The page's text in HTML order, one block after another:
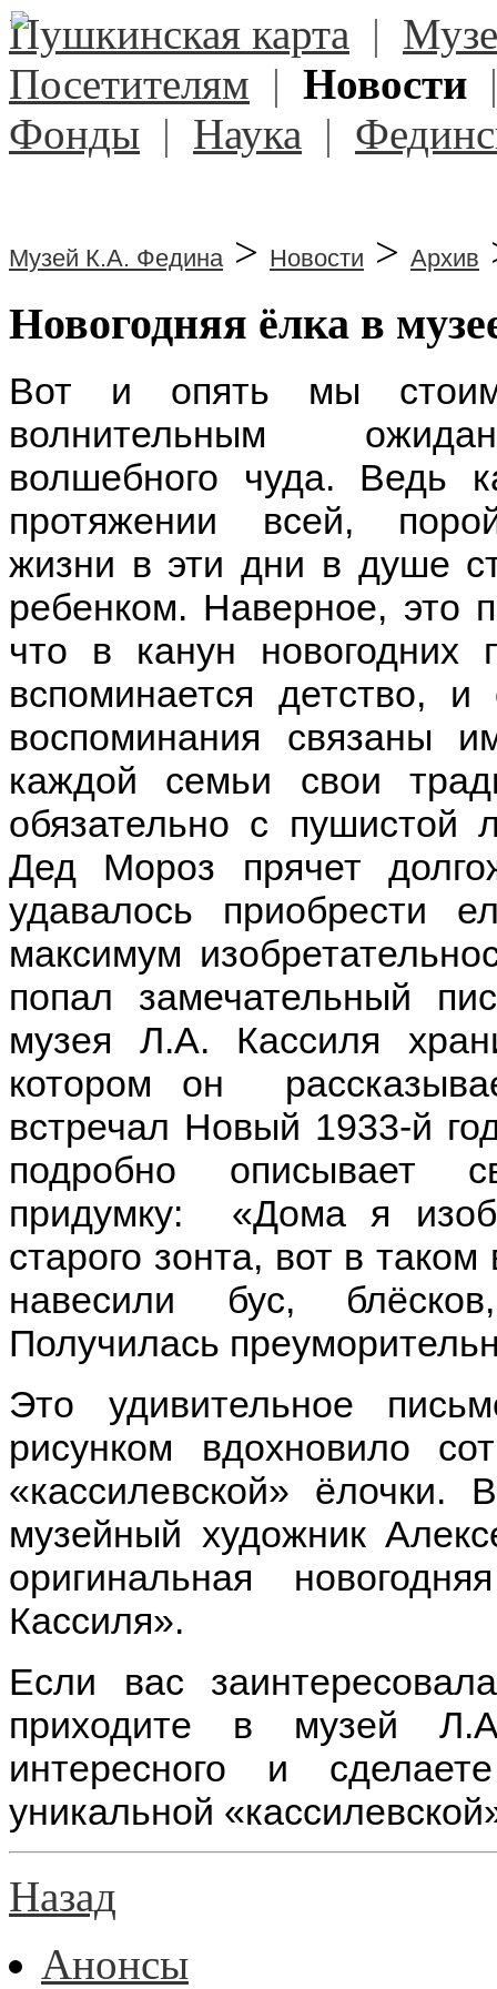
Пушкинская карта |
Посетителям | Новости
Фонды | Наука |
Музей К.А. Федина > Новости > Архив
Новогодняя ёлка в
Вот и опять мы
волнительным
волшебного чуда. Ведь
протяжении всей,
жизни в эти дни в душе
ребенком. Наверное, это
что в канун новогодних
вспоминается детство,
воспоминания связаны
каждой семьи свои
обязательно с пушистой
Дед Мороз прячет
удавалось приобрести
максимум
попал замечательный
музея Л.А. Кассиля
котором он
встречал Новый 1933-й
подробно описывает
придумку: «Дома я
старого зонта, вот в
навесили бус,
Получилась
Это удивительное
рисунком вдохновило
«кассилевской»
музейный художник
оригинальная
Кассиля».
Если вас
приходите в музей
интересного и
уникальной
Назад
Анонсы